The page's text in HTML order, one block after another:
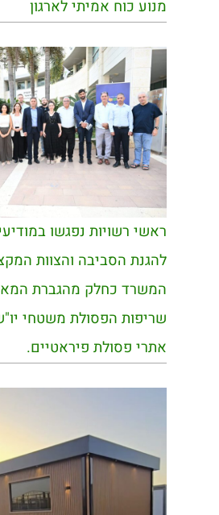
מנוע כוח אמיתי לארגון
ראשי רשויות נפגשו
להגנת הסביבה והצוות
המשרד כחלק מהגברת
שריפות הפסולת משטחי
אתרי פסולת פיראטיים.